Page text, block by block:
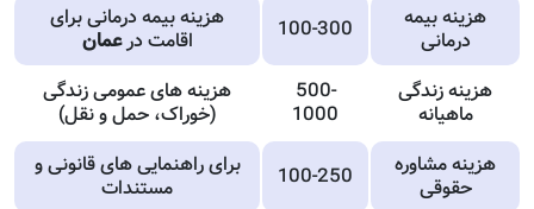
هزینه بیمه
درمانی
100-300
هزینه بیمه درمانی برای
اقامت درعمان
هزینه زندگی
ماهیانه
500-
1000
هزینه های عمومی زندگی
(خوراک، حمل و نقل)
هزینه مشاوره
حقوقی
100-250
برای راهنمایی های قانونی و
مستندات